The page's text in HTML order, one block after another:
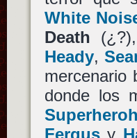
White
Death
Heady,
mercenario
donde los